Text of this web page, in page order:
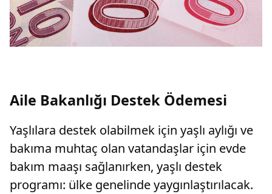
Aile Bakanlığı Destek Ödemesi
Yaşlılara destek olabilmek için yaşlı aylığı ve
bakıma muhtaç olan vatandaşlar için evde
bakım maaşı sağlanırken, yaşlı destek
programı: ülke genelinde yaygınlaştırılacak.